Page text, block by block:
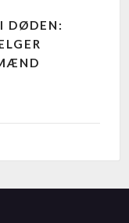
DØDEN: